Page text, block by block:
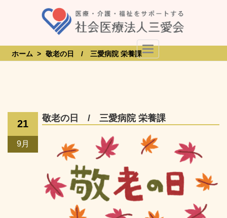
Toggle Navigation
ホーム > 敬老の日 / 三愛病院 栄養課
21
9月
敬老の日 / 三愛病院 栄養課